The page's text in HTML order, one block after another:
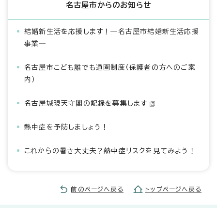
名古屋市からのお知らせ
結婚新生活を応援します！―名古屋市結婚新生活応援
事業―
名古屋市こども誰でも通園制度（保護者の方へのご案
内）
名古屋城現天守閣の記録を募集します
熱中症を予防しましょう！
これからの暑さ大丈夫？熱中症リスクを見てみよう！
前のページへ戻る トップページへ戻る